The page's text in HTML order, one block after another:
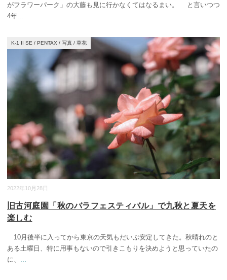
がフラワーパーク」の大藤も見に行かなくてはなるまい。 と言いつつ
4年...
2022年10月28日
K-1 II SE / PENTAX / 写真 / 草花
旧古河庭園「秋のバラフェスティバル」で九秋と夏天を
楽しむ
10月後半に入ってから東京の天気もだいぶ安定してきた。秋晴れのと
ある土曜日、特に用事もないので引きこもりを決めようと思っていたの
に、 ...